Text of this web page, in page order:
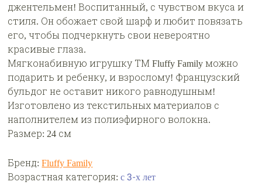
джентельмен! Воспитанный, с чувством вкуса и
стиля. Он обожает свой шарф и любит повязать
его, чтобы подчеркнуть свои невероятно
красивые глаза.
Мягконабивную игрушку ТМ Fluffy Family можно
подарить и ребенку, и взрослому! Французский
бульдог не оставит никого равнодушным!
Изготовлено из текстильных материалов с
наполнителем из полиэфирного волокна.
Размер: 24 см
Бренд:Fluffy Family
Возрастная категория:с 3-х лет